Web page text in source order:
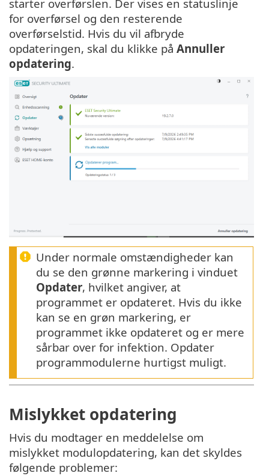
starter overførslen. Der vises en statuslinje
for overførsel og den resterende
overførselstid. Hvis du vil afbryde
opdateringen, skal du klikke på Annuller
opdatering.
Under normale omstændigheder kan
du se den grønne markering i vinduet
Opdater, hvilket angiver, at
programmet er opdateret. Hvis du ikke
kan se en grøn markering, er
programmet ikke opdateret og er mere
sårbar over for infektion. Opdater
programmodulerne hurtigst muligt.
Mislykket opdatering
Hvis du modtager en meddelelse om
mislykket modulopdatering, kan det skyldes
følgende problemer: